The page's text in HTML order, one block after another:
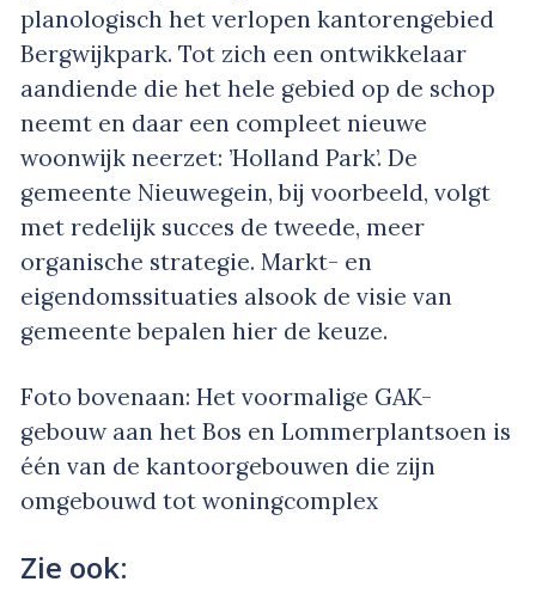
planologisch het verlopen kantorengebied
Bergwijkpark. Tot zich een ontwikkelaar
aandiende die het hele gebied op de schop
neemt en daar een compleet nieuwe
woonwijk neerzet: ’Holland Park’. De
gemeente Nieuwegein, bij voorbeeld, volgt
met redelijk succes de tweede, meer
organische strategie. Markt- en
eigendomssituaties alsook de visie van
gemeente bepalen hier de keuze.
Foto bovenaan: Het voormalige GAK-
gebouw aan het Bos en Lommerplantsoen is
één van de kantoorgebouwen die zijn
omgebouwd tot woningcomplex
Zie ook: